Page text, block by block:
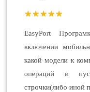
EasyPort
включении
какой модели к
операций и
строчки(либо иной